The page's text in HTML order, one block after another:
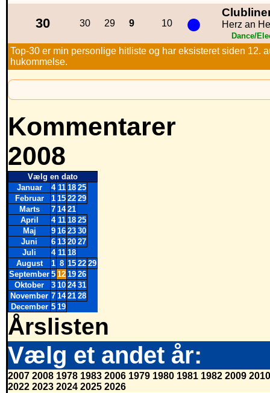
30 30 29 9 10 ● Herz an
Dance/
Top-30 er min personlige hitliste og har eksisteret siden 12.
hukommelse.
Kommentarer
2008
Vælg en dato
Januar
4 11 18 25
Februar
1 15 22 29
Marts
7 14 21
April
4 11 18 25
Maj
9 16 23 30
Juni
6 13 20 27
Juli
4 11 18
August
1 8 15 22 29
September 5 12 19 26
Oktober
3 10 24 31
November 7 14 21 28
December 5 19
Årslisten
Vælg et andet år:
2007 2008 1978 1983 2006 1979 1980 1981 1982 2009 2010
2022 2023 2024 2025 2026